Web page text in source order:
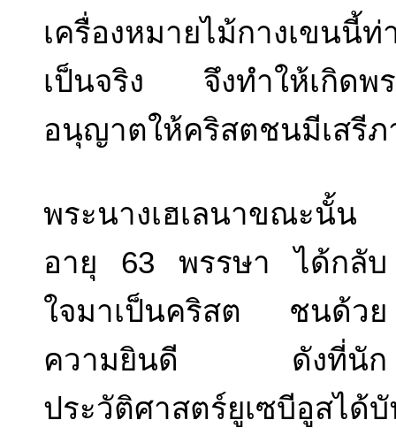
เครื่องหมายไม้กางเขน
เป็นจริง จึงทำให้เกิดพ
อนุญาตให้คริสตชนมีเสรีภ
พระนางเฮเลนาขณะนั้น
อายุ 63 พรรษา ได้กลับ
ใจมาเป็นคริสต ชนด้วย
ความยินดี ดังที่นัก
ประวัติศาสตร์ยูเซบีอูสได้